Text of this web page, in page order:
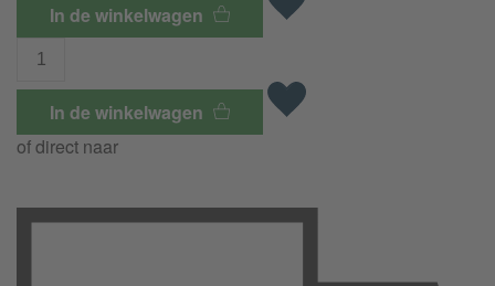
In de winkelwagen
In de winkelwagen
of direct naar